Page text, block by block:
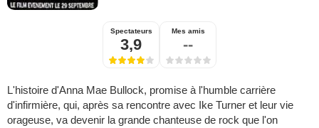
Spectateurs
3,9
Mes amis
--
L'histoire d'Anna Mae Bullock, promise à l'humble carrière
d'infirmière, qui, après sa rencontre avec Ike Turner et leur vie
orageuse, va devenir la grande chanteuse de rock que l'on